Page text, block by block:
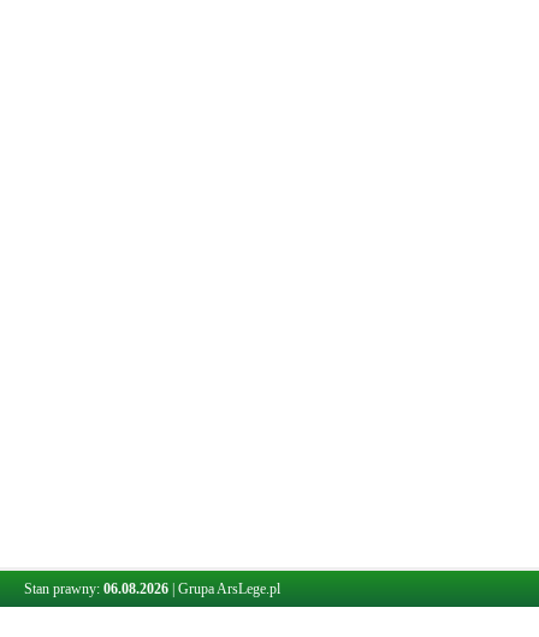
Stan prawny: 06.08.2026 Grupa ArsLege.pl